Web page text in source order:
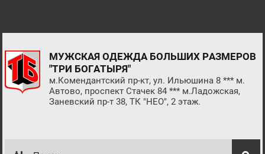
МУЖСКАЯ ОДЕЖДА БОЛЬШИХ РАЗМЕРОВ
"ТРИ БОГАТЫРЯ"
м.Комендантский пр-кт, ул. Ильюшина 8 *** м.
Автово, проспект Стачек 84 *** м.Ладожская,
Заневский пр-т 38, ТК "НЕО", 2 этаж.